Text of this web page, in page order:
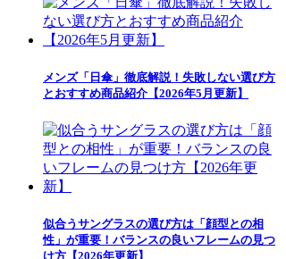
メンズ「日傘」徹底解説！失敗しない選び方
とおすすめ商品紹介【2026年5月更新】
似合うサングラスの選び方は「顔型との相
性」が重要！バランスの良いフレームの見つ
け方【2026年更新】